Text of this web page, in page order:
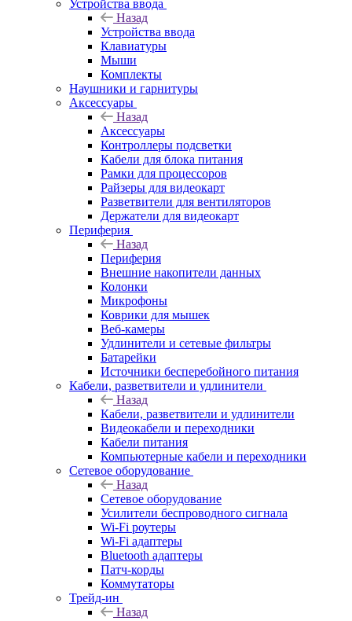
Устройства ввода
Назад
Устройства ввода
Клавиатуры
Мыши
Комплекты
Наушники и гарнитуры
Аксессуары
Назад
Аксессуары
Контроллеры подсветки
Кабели для блока питания
Рамки для процессоров
Райзеры для видеокарт
Разветвители для вентиляторов
Держатели для видеокарт
Периферия
Назад
Периферия
Внешние накопители данных
Колонки
Микрофоны
Коврики для мышек
Веб-камеры
Удлинители и сетевые фильтры
Батарейки
Источники бесперебойного питания
Кабели, разветвители и удлинители
Назад
Кабели, разветвители и удлинители
Видеокабели и переходники
Кабели питания
Компьютерные кабели и переходники
Сетевое оборудование
Назад
Сетевое оборудование
Усилители беспроводного сигнала
Wi-Fi роутеры
Wi-Fi адаптеры
Bluetooth адаптеры
Патч-корды
Коммутаторы
Трейд-ин
Назад